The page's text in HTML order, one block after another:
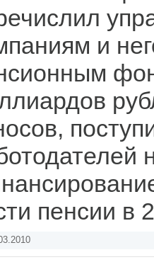
и
пенсии в